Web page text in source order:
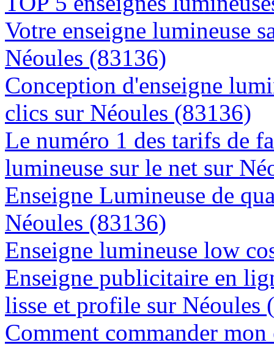
Votre enseigne lumineuse
Néoules (83136)
Conception d'enseigne
clics sur Néoules (83136)
Le numéro 1 des tarifs de
lumineuse sur le net sur
Enseigne Lumineuse de
Néoules (83136)
Enseigne lumineuse low
Enseigne publicitaire en
lisse et profile sur Néoules
Comment commander